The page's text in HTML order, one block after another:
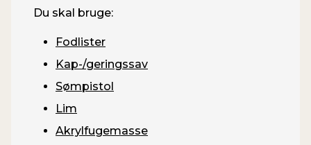
Du skal bruge:
Fodlister
Kap-/geringssav
Sømpistol
Lim
Akrylfugemasse